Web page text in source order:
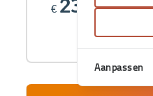
€ 237 ,25
Aanpassen